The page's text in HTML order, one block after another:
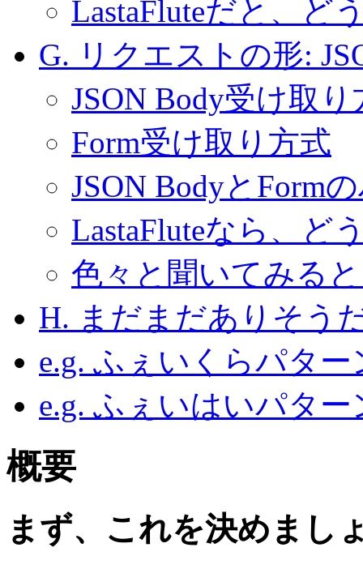
LastaFluteだと、ど
G. リクエストの形:
JSON Body受け取り
Form受け取り方式
JSON BodyとForm
LastaFluteなら、ど
色々と聞いてみる
H. まだまだありそう
e.g. ふぇいくらパター
e.g. ふぇいはいパター
概要
まず、これを決めまし